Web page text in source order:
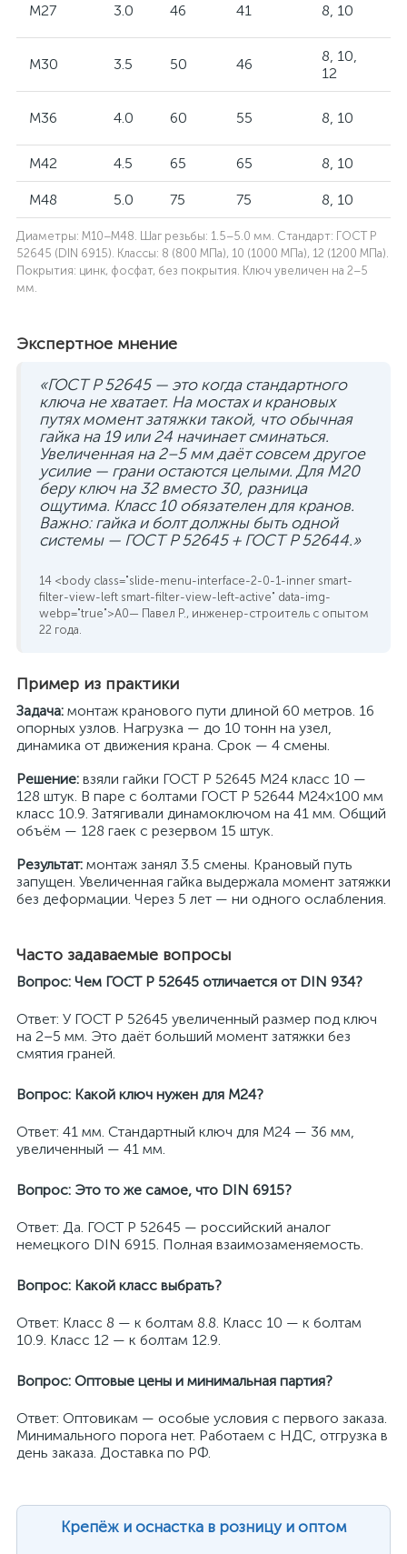
M27 3.0 46 41 8, 10
M30 3.5 50 46
8, 10,
12
M36 4.0 60 55 8, 10
M42 4.5 65 65 8, 10
M48 5.0 75 75 8, 10
Диаметры: M10–M48. Шаг резьбы: 1.5–5.0 мм. Стандарт: ГОСТ Р
52645 (DIN 6915). Классы: 8 (800 МПа), 10 (1000 МПа), 12 (1200 МПа).
Покрытия: цинк, фосфат, без покрытия. Ключ увеличен на 2–5
мм.
Экспертное мнение
«ГОСТ Р 52645 — это когда стандартного
ключа не хватает. На мостах и крановых
путях момент затяжки такой, что обычная
гайка на 19 или 24 начинает сминаться.
Увеличенная на 2–5 мм даёт совсем другое
усилие — грани остаются целыми. Для M20
беру ключ на 32 вместо 30, разница
ощутима. Класс 10 обязателен для кранов.
Важно: гайка и болт должны быть одной
системы — ГОСТ Р 52645 + ГОСТ Р 52644.»
— Павел Р., инженер-строитель с опытом
22 года.
Пример из практики
Задача: монтаж кранового пути длиной 60 метров. 16
опорных узлов. Нагрузка — до 10 тонн на узел,
динамика от движения крана. Срок — 4 смены.
Решение: взяли гайки ГОСТ Р 52645 M24 класс 10 —
128 штук. В паре с болтами ГОСТ Р 52644 M24×100 мм
класс 10.9. Затягивали динамоключом на 41 мм. Общий
объём — 128 гаек с резервом 15 штук.
Результат: монтаж занял 3.5 смены. Крановый путь
запущен. Увеличенная гайка выдержала момент затяжки
без деформации. Через 5 лет — ни одного ослабления.
Часто задаваемые вопросы
Вопрос: Чем ГОСТ Р 52645 отличается от DIN 934?
Ответ: У ГОСТ Р 52645 увеличенный размер под ключ
на 2–5 мм. Это даёт больший момент затяжки без
смятия граней.
Вопрос: Какой ключ нужен для M24?
Ответ: 41 мм. Стандартный ключ для M24 — 36 мм,
увеличенный — 41 мм.
Вопрос: Это то же самое, что DIN 6915?
Ответ: Да. ГОСТ Р 52645 — российский аналог
немецкого DIN 6915. Полная взаимозаменяемость.
Вопрос: Какой класс выбрать?
Ответ: Класс 8 — к болтам 8.8. Класс 10 — к болтам
10.9. Класс 12 — к болтам 12.9.
Вопрос: Оптовые цены и минимальная партия?
Ответ: Оптовикам — особые условия с первого заказа.
Минимального порога нет. Работаем с НДС, отгрузка в
день заказа. Доставка по РФ.
Крепёж и оснастка в розницу и оптом